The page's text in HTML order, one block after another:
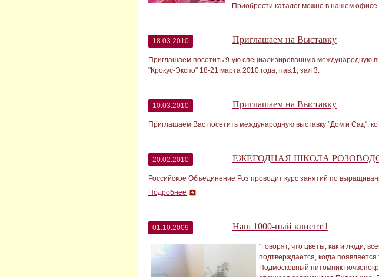
Приобрести каталог можно в нашем офисе
18.03.2010 Приглашаем на Выставку
Приглашаем посетить 9-ую специализированную международную
"Крокус-Экспо" 18-21 марта 2010 года, пав.1, зал 3.
10.03.2010 Приглашаем на Выставку
Приглашаем Вас посетить международную выставку "Дом и Сад",
20.02.2010 ЕЖЕГОДНАЯ ШКОЛА
Российское Объединение Роз проводит курс занятий по
Подробнее
01.10.2009 Наш 1000-ный клиент !
"Говорят, что цветы, как и люди,
подтверждается, когда
Подмосковный питомник